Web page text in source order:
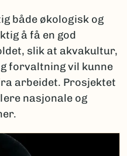
både økologisk og
å få en god
slik at akvakultur,
forvaltning vil kunne
arbeidet. Prosjektet
nasjonale og